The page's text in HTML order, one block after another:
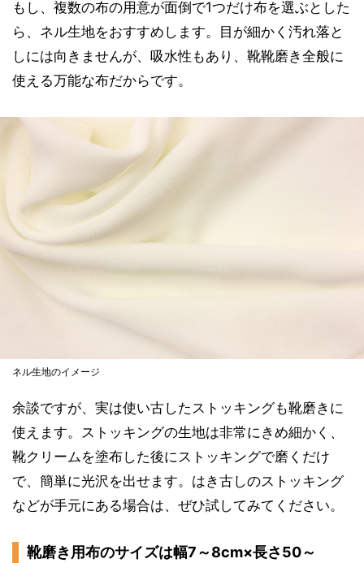
もし、複数の布の用意が面倒で1つだけ布を選ぶとした
ら、ネル生地をおすすめします。目が細かく汚れ落と
しには向きませんが、吸水性もあり、靴靴磨き全般に
使える万能な布だからです。
ネル生地のイメージ
余談ですが、実は使い古したストッキングも靴磨きに
使えます。ストッキングの生地は非常にきめ細かく、
靴クリームを塗布した後にストッキングで磨くだけ
で、簡単に光沢を出せます。はき古しのストッキング
などが手元にある場合は、ぜひ試してみてください。
靴磨き用布のサイズは幅7～8cm×長さ50～